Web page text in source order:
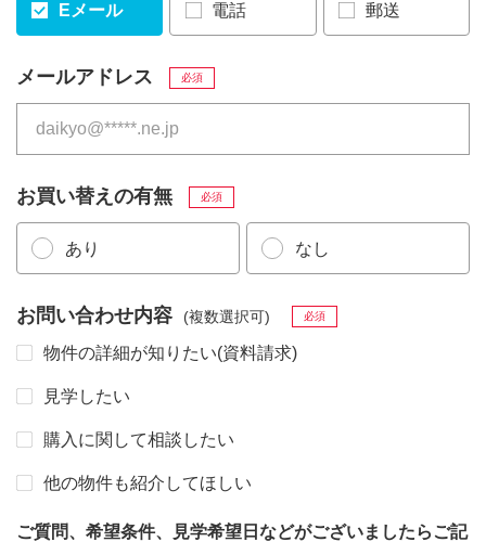
Eメール 電話 郵送
メールアドレス 必須
お買い替えの有無 必須
あり なし
お問い合わせ内容 (複数選択可) 必須
物件の詳細が知りたい(資料請求)
見学したい
購入に関して相談したい
他の物件も紹介してほしい
ご質問、希望条件、見学希望日などがございましたらご記